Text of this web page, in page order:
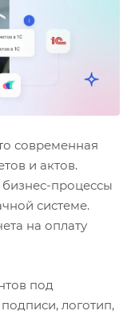
современная
и актов.
процессы
системе.
на оплату
под
логотип,